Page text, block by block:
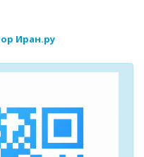
Иран.ру